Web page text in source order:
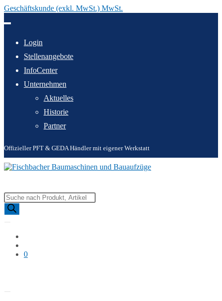
Geschäftskunde (exkl. MwSt.) MwSt.
Inhalt
Login
Stellenangebote
InfoCenter
Unternehmen
Aktuelles
Historie
Partner
Offizieller PFT & GEDA Händler mit eigener Werkstatt
Products
search
0